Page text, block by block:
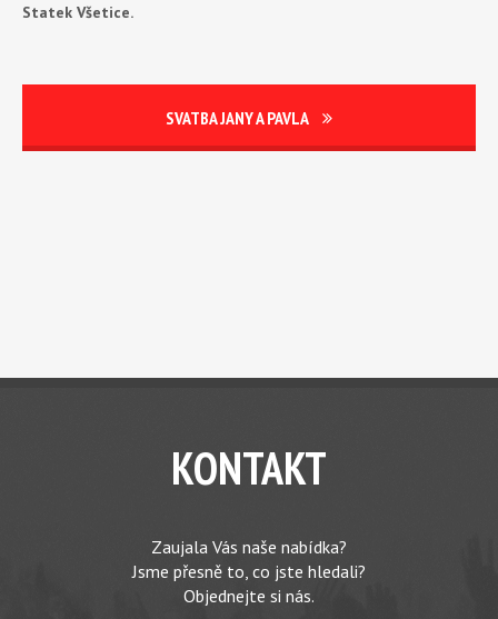
Statek Všetice.
SVATBA JANY A PAVLA
KONTAKT
Zaujala Vás naše nabídka?
Jsme přesně to, co jste hledali?
Objednejte si nás.